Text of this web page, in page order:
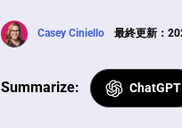
Casey Ciniello 最終更新：
Summarize: ChatGPT